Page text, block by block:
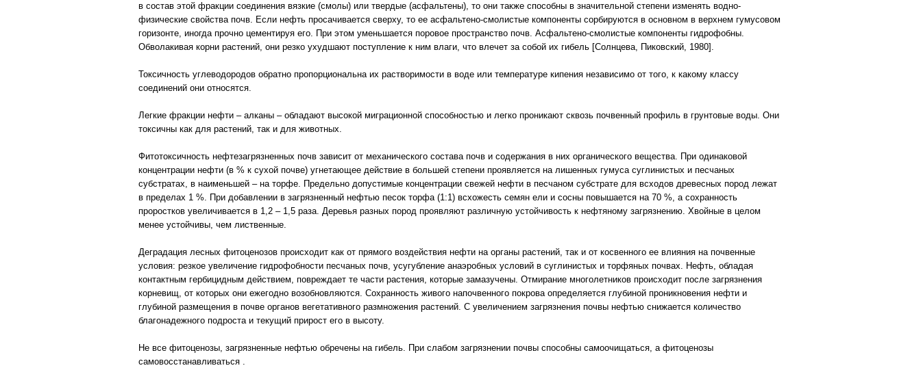
в состав этой фракции соединения вязкие (смолы) или твердые (асфальтены), то они также способны в значительной степени изменять водно-
физические свойства почв. Если нефть просачивается сверху, то ее асфальтено-смолистые компоненты сорбируются в основном в верхнем гумусовом
горизонте, иногда прочно цементируя его. При этом уменьшается поровое пространство почв. Асфальтено-смолистые компоненты гидрофобны.
Обволакивая корни растений, они резко ухудшают поступление к ним влаги, что влечет за собой их гибель [Солнцева, Пиковский, 1980].
Токсичность углеводородов обратно пропорциональна их растворимости в воде или температуре кипения независимо от того, к какому классу
соединений они относятся.
Легкие фракции нефти – алканы – обладают высокой миграционной способностью и легко проникают сквозь почвенный профиль в грунтовые воды. Они
токсичны как для растений, так и для животных.
Фитотоксичность нефтезагрязненных почв зависит от механического состава почв и содержания в них органического вещества. При одинаковой
концентрации нефти (в % к сухой почве) угнетающее действие в большей степени проявляется на лишенных гумуса суглинистых и песчаных
субстратах, в наименьшей – на торфе. Предельно допустимые концентрации свежей нефти в песчаном субстрате для всходов древесных пород лежат
в пределах 1 %. При добавлении в загрязненный нефтью песок торфа (1:1) всхожесть семян ели и сосны повышается на 70 %, а сохранность
проростков увеличивается в 1,2 – 1,5 раза. Деревья разных пород проявляют различную устойчивость к нефтяному загрязнению. Хвойные в целом
менее устойчивы, чем лиственные.
Деградация лесных фитоценозов происходит как от прямого воздействия нефти на органы растений, так и от косвенного ее влияния на почвенные
условия: резкое увеличение гидрофобности песчаных почв, усугубление анаэробных условий в суглинистых и торфяных почвах. Нефть, обладая
контактным гербицидным действием, повреждает те части растения, которые замазучены. Отмирание многолетников происходит после загрязнения
корневищ, от которых они ежегодно возобновляются. Сохранность живого напочвенного покрова определяется глубиной проникновения нефти и
глубиной размещения в почве органов вегетативного размножения растений. С увеличением загрязнения почвы нефтью снижается количество
благонадежного подроста и текущий прирост его в высоту.
Не все фитоценозы, загрязненные нефтью обречены на гибель. При слабом загрязнении почвы способны самоочищаться, а фитоценозы
самовосстанавливаться .